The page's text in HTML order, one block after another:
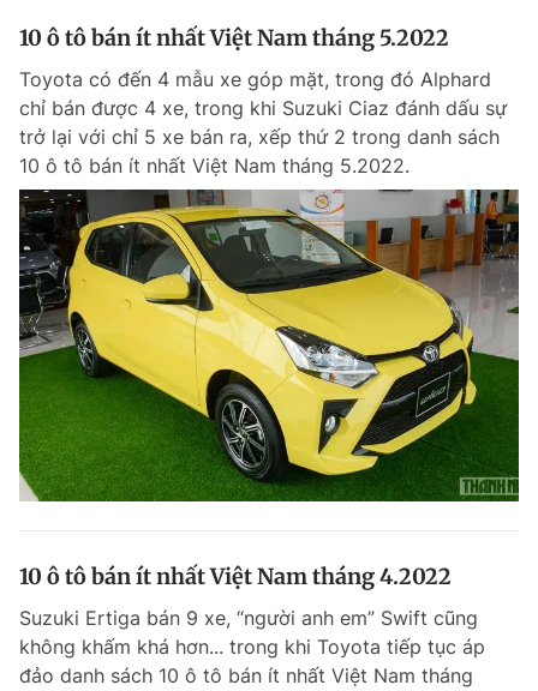
10 ô tô bán ít nhất Việt Nam tháng 5.2022
Toyota có đến 4 mẫu xe góp mặt, trong đó Alphard
chỉ bán được 4 xe, trong khi Suzuki Ciaz đánh dấu sự
trở lại với chỉ 5 xe bán ra, xếp thứ 2 trong danh sách
10 ô tô bán ít nhất Việt Nam tháng 5.2022.
10 ô tô bán ít nhất Việt Nam tháng 4.2022
Suzuki Ertiga bán 9 xe, “người anh em” Swift cũng
không khấm khá hơn... trong khi Toyota tiếp tục áp
đảo danh sách 10 ô tô bán ít nhất Việt Nam tháng